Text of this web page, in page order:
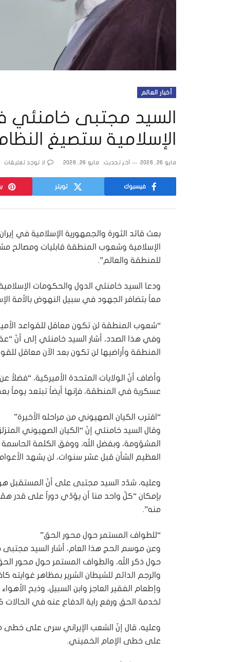
أخبار العالم
السيد مجتبى خامنئي
الإسلامية ستصيغ
مايو 26, 2026 آخر تحديث: مايو 26, 2026 لا توجد تعليقات
فيسبوك تويتر
بعث قائد الثورة والجمهورية الإسلامية في
الإسلامية وشعوب المنطقة قابليات ومصالح
للمنطقة والعالم”.
ودعا السيد خامنئي الدول والحكومات
معاً بتضافر الجهود في سبيل النهوض بالأمة
“شعوب المنطقة لن تكون معاقل للقواعد
وفي هذا الصدد، أشار السيد خامنئي إلى أنّ
المنطقة وأراضيها لن تكون بعد الآن معاقل
وأضاف أنّ الولايات المتحدة الأميركية، “فضلاً
عسكرية في المنطقة، فإنها أيضاً تبتعد يوماً
“اقترب الكيان الصهيوني من مراحله الأخيرة”
وقال السيد خامنئي إنّ “الكيان الصهيوني
المشؤومة، وبفضل الله، ووفق الكلمة
العظيم الشأن قبل عشر سنوات، لن يشهد الأعوام الـ 25 التي تتلو ذلك التاريخ، إن
وعليه، شدّد السيد مجتبى على أنّ المستقبل هو
بإمكان “كلّ واحد منا أن يؤدّي دوراً على قدر
منه”.
“للطواف المستمر حول محور الحق”
وعن موسم الحج هذا العام، أشار السيد
حول ذكر الله، والطواف المستمر حول محور
والرجم الدائم للشيطان الشرير بمظاهر غوايته
وإطعام الفقير العاجز وابن السبيل، وذبح
لخدمة الحق ورفع راية الدفاع عنه في الحالات
وعليه، قال إنّ الشعب الإيراني سرى على خطى
على خطى الإمام الخميني.